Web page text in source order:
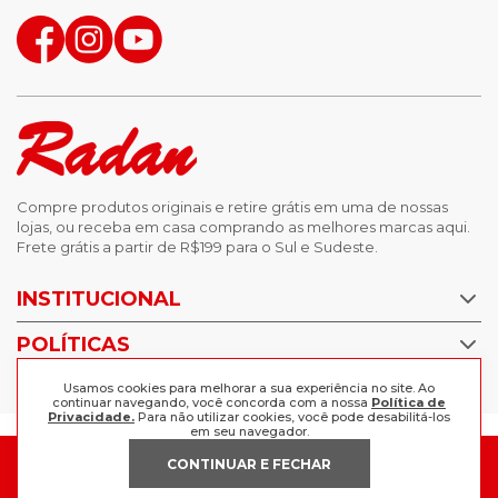
Usamos cookies para melhorar a sua experiência no site. Ao
continuar navegando, você concorda com a nossa Política de
Privacidade. Para não utilizar cookies, você pode desabilitá-los
em seu navegador.
CONTINUAR E FECHAR
Compre produtos originais e retire grátis em uma de nossas
lojas, ou receba em casa comprando as melhores marcas aqui.
Frete grátis a partir de R$199 para o Sul e Sudeste.
INSTITUCIONAL
Nossas Lojas
POLÍTICAS
Política de Privacidade
Trocas e devoluções
AJUDA
Perguntas Frequentes
FORMAS DE PAGAMENTO